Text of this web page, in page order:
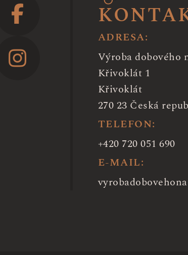
ADRESA:
Výroba dobového
Křivoklát 1
Křivoklát
270 23 Česká
TELEFON:
+420 720 051 690
E-MAIL: